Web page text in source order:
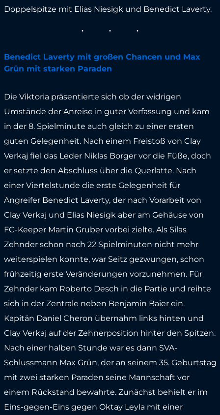
Doppelspitze mit Elias Niesigk und Benedict Laverty.
Benedict Laverty mit großen Chancen und Max
Grün mit starken Paraden
Die Viktoria präsentierte sich ob der widrigen
Umstände der Anreise in guter Verfassung und kam
in der 8. Spielminute auch gleich zu einer ersten
guten Gelegenheit. Nach einem Freistoß von Clay
Verkaj fiel das Leder Niklas Borger vor die Füße, doch
er setzte den Abschluss über die Querlatte. Nach
einer Viertelstunde die erste Gelegenheit für
Angreifer Benedict Laverty, der nach Vorarbeit von
Clay Verkaj und Elias Niesigk aber am Gehäuse von
FC-Keeper Martin Gruber vorbei zielte. Als Silas
Zehnder schon nach 22 Spielminuten nicht mehr
weiterspielen konnte, war Seitz gezwungen, schon
frühzeitig erste Veränderungen vorzunehmen. Für
Zehnder kam Roberto Desch in die Partie und reihte
sich in der Zentrale neben Benjamin Baier ein.
Kapitän Daniel Cheron übernahm links hinten und
Clay Verkaj auf der Zehnerposition hinter den Spitzen.
Nach einer halben Stunde war es dann SVA-
Schlussmann Max Grün, der an seinem 35. Geburtstag
mit zwei starken Paraden seine Mannschaft vor
einem Rückstand bewahrte. Zunächst behielt er im
Eins-gegen-Eins gegen Oktay Leyla mit einer